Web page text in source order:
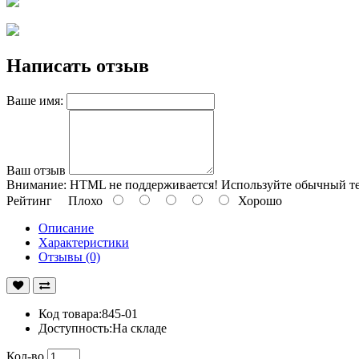
Написать отзыв
Ваше имя:
Ваш отзыв
Внимание: HTML не поддерживается! Используйте обычный
Рейтинг Плохо
Хорошо
Описание
Характеристики
Отзывы (0)
Код товара:845-01
Доступность:На складе
Кол-во